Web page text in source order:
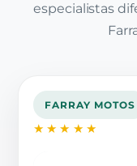
especialistas
FARRAY MOTOS
★★★★★